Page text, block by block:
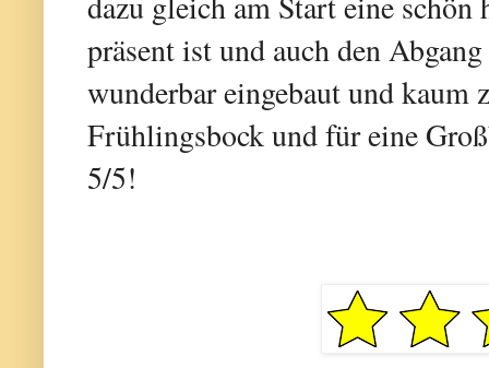
präsent ist und auch den
wunderbar eingebaut und
Frühlingsbock und für eine
5/5!